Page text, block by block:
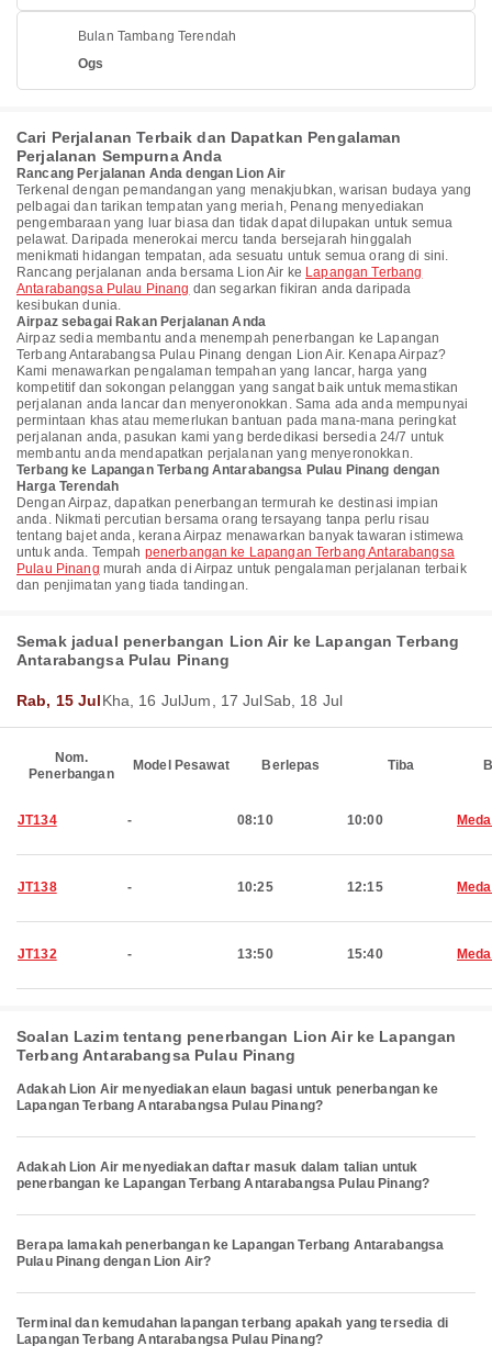
Bulan Tambang Terendah
Ogs
Cari Perjalanan Terbaik dan Dapatkan Pengalaman
Perjalanan Sempurna Anda
Rancang Perjalanan Anda dengan Lion Air
Terkenal dengan pemandangan yang menakjubkan, warisan budaya yang
pelbagai dan tarikan tempatan yang meriah, Penang menyediakan
pengembaraan yang luar biasa dan tidak dapat dilupakan untuk semua
pelawat. Daripada menerokai mercu tanda bersejarah hinggalah
menikmati hidangan tempatan, ada sesuatu untuk semua orang di sini.
Rancang perjalanan anda bersama Lion Air ke Lapangan Terbang
Antarabangsa Pulau Pinang dan segarkan fikiran anda daripada
kesibukan dunia.
Airpaz sebagai Rakan Perjalanan Anda
Airpaz sedia membantu anda menempah penerbangan ke Lapangan
Terbang Antarabangsa Pulau Pinang dengan Lion Air. Kenapa Airpaz?
Kami menawarkan pengalaman tempahan yang lancar, harga yang
kompetitif dan sokongan pelanggan yang sangat baik untuk memastikan
perjalanan anda lancar dan menyeronokkan. Sama ada anda mempunyai
permintaan khas atau memerlukan bantuan pada mana-mana peringkat
perjalanan anda, pasukan kami yang berdedikasi bersedia 24/7 untuk
membantu anda mendapatkan perjalanan yang menyeronokkan.
Terbang ke Lapangan Terbang Antarabangsa Pulau Pinang dengan
Harga Terendah
Dengan Airpaz, dapatkan penerbangan termurah ke destinasi impian
anda. Nikmati percutian bersama orang tersayang tanpa perlu risau
tentang bajet anda, kerana Airpaz menawarkan banyak tawaran istimewa
untuk anda. Tempah penerbangan ke Lapangan Terbang Antarabangsa
Pulau Pinang murah anda di Airpaz untuk pengalaman perjalanan terbaik
dan penjimatan yang tiada tandingan.
Semak jadual penerbangan Lion Air ke Lapangan Terbang
Antarabangsa Pulau Pinang
Rab, 15 JulKha, 16 JulJum, 17 JulSab, 18 Jul
Nom.
Penerbangan
Model Pesawat Berlepas Tiba
JT134 - 08:10 10:00
JT138 - 10:25 12:15
JT132 - 13:50 15:40
Soalan Lazim tentang penerbangan Lion Air ke Lapangan
Terbang Antarabangsa Pulau Pinang
Adakah Lion Air menyediakan elaun bagasi untuk penerbangan ke
Lapangan Terbang Antarabangsa Pulau Pinang?
Adakah Lion Air menyediakan daftar masuk dalam talian untuk
penerbangan ke Lapangan Terbang Antarabangsa Pulau Pinang?
Berapa lamakah penerbangan ke Lapangan Terbang Antarabangsa
Pulau Pinang dengan Lion Air?
Terminal dan kemudahan lapangan terbang apakah yang tersedia di
Lapangan Terbang Antarabangsa Pulau Pinang?